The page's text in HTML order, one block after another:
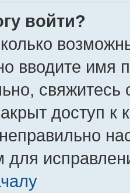
войти?
вводите имя
доступ к
для